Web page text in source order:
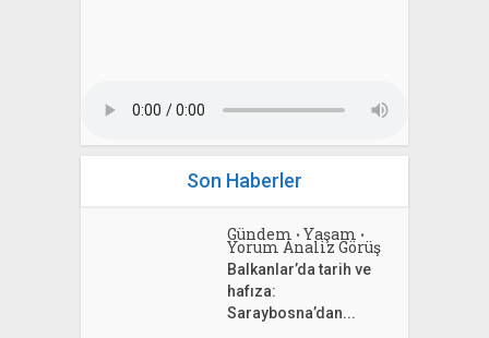
Son Haberler
Gündem • Yaşam •
Yorum Analiz Görüş
Balkanlar’da tarih ve
hafıza:
Saraybosna’dan...